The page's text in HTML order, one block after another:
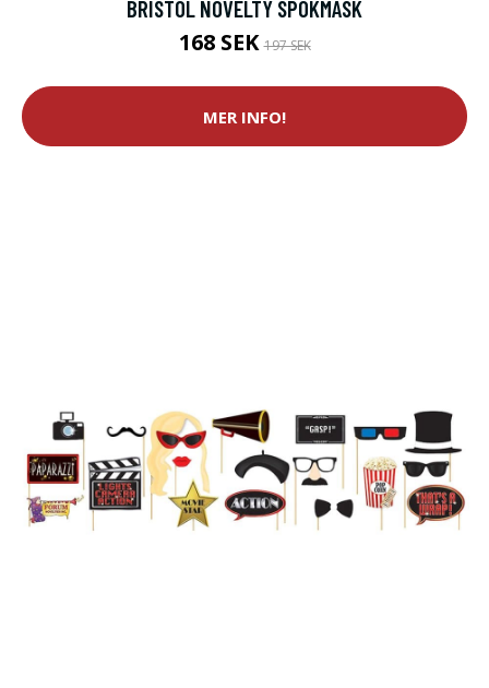
BRISTOL NOVELTY SPÖKMASK
168 SEK197 SEK
MER INFO!